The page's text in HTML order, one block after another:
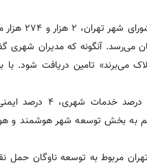
براساس
۴۹ هزار و ۹۶۱ میلیارد تومان می‌رسد. آنگونه
فرهنگی و اجتماعی و ۳۴ درصد هم به بخش